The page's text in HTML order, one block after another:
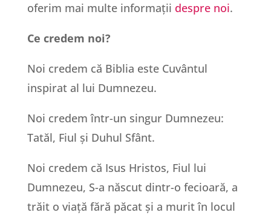
oferim mai multe informații despre noi.
Ce credem noi?
Noi credem că Biblia este Cuvântul
inspirat al lui Dumnezeu.
Noi credem într-un singur Dumnezeu:
Tatăl, Fiul și Duhul Sfânt.
Noi credem că Isus Hristos, Fiul lui
Dumnezeu, S-a născut dintr-o fecioară, a
trăit o viață fără păcat și a murit în locul